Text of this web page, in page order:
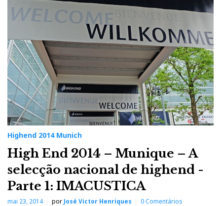
Highend 2014 Munich
High End 2014 – Munique – A
selecção nacional de highend -
Parte 1: IMACUSTICA
mai 23, 2014 por José Victor Henriques 0 Comentários